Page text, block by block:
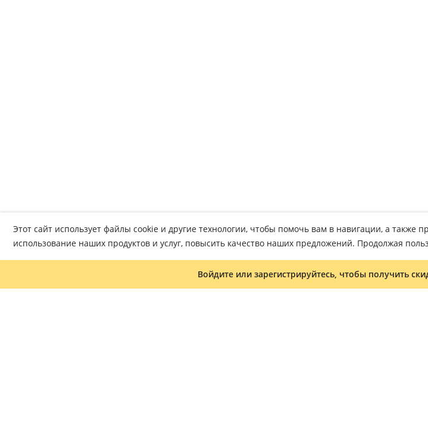
Войдите или зарегистрируйтесь, чтобы получить
Этот сайт использует файлы cookie и другие технологии, чтобы помочь вам в навигации, а также
использование наших продуктов и услуг, повысить качество наших предложений. Продолжая